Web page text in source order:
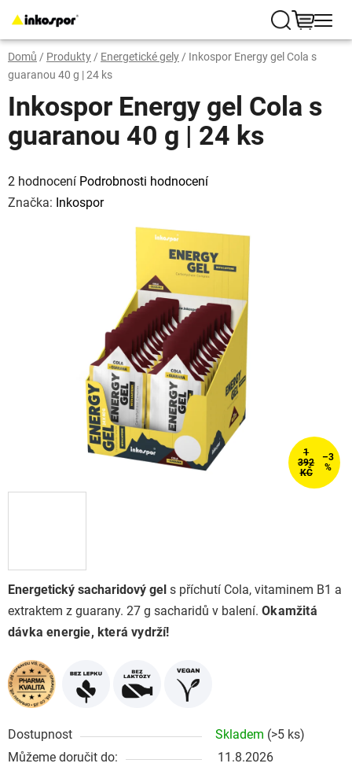
na
obsah
Hledat
KOŠÍK
Domů / Produkty/ Energetické gely/ Inkospor Energy gel Cola s
guaranou 40 g | 24 ks
Energetický sacharidový gel s příchutí Cola, vitaminem B1 a
extraktem z guarany. 27 g sacharidů v balení. Okamžitá
dávka energie, která vydrží!
Dostupnost Skladem (>5 ks)
Můžeme doručit do:
11.8.2026
Inkospor Energy gel Cola s
guaranou 40 g | 24 ks
hodnocení
produktu
je
5,0
2 hodnocení Podrobnosti hodnocení
Značka: Inkospor
1
392
KČ
–3
%